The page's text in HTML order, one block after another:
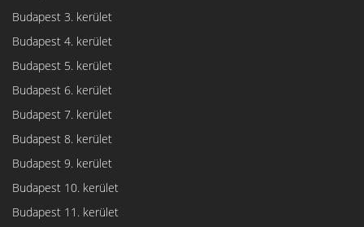
Budapest 3. kerület
Budapest 4. kerület
Budapest 5. kerület
Budapest 6. kerület
Budapest 7. kerület
Budapest 8. kerület
Budapest 9. kerület
Budapest 10. kerület
Budapest 11. kerület